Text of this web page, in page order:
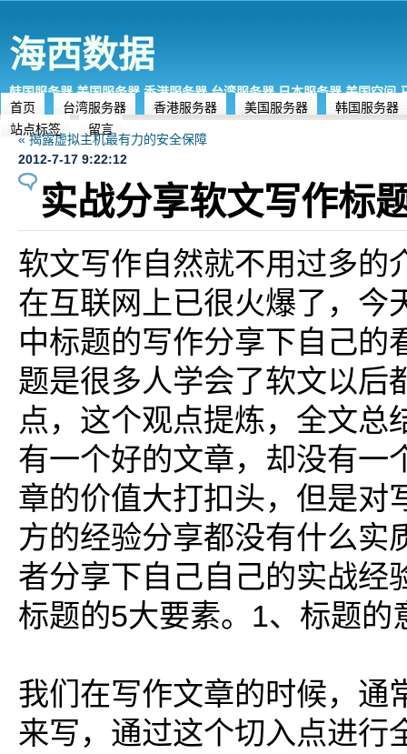
海西数据
韩国服务器,美国服务器,香港服务器,台湾服务器,日本服务器,美国空间
首页
台湾服务器 香港服务器 美国服务器
韩国服务器
站点标签
留言
« 揭露虚拟主机最有力的安全保障
2012-7-17 9:22:12
实战分享软文写作标
软文写作自然就不用过多的
在互联网上已很火爆了，今
中标题的写作分享下自己的
题是很多人学会了软文以后
点，这个观点提炼，全文总
有一个好的文章，却没有一
章的价值大打扣头，但是对
方的经验分享都没有什么实
者分享下自己自己的实战经
标题的5大要素。1、标题的
我们在写作文章的时候，通
来写，通过这个切入点进行